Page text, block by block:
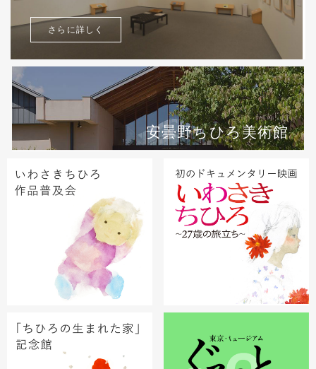
さらに詳しく
安曇野ちひろ美術館